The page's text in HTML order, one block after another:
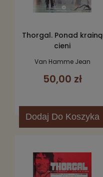
Thorgal. Ponad krainą
cieni
Van Hamme Jean
50,00 zł
Dodaj Do Koszyka